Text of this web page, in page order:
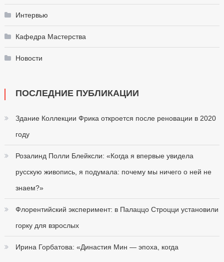
Интервью
Кафедра Мастерства
Новости
ПОСЛЕДНИЕ ПУБЛИКАЦИИ
Здание Коллекции Фрика откроется после реновации в 2020
году
Розалинд Полли Блейксли: «Когда я впервые увидела
русскую живопись, я подумала: почему мы ничего о ней не
знаем?»
Флорентийский эксперимент: в Палаццо Строцци установили
горку для взрослых
Ирина Горбатова: «Династия Мин — эпоха, когда